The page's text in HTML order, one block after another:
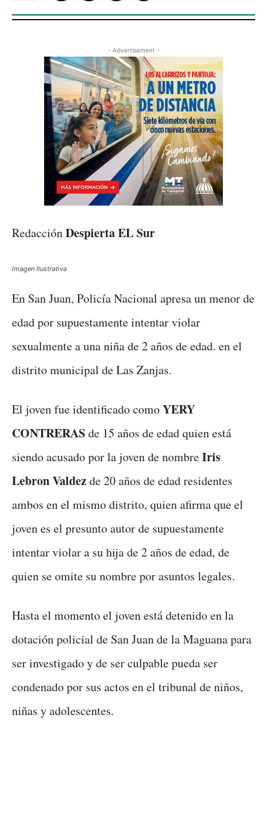
- Advertisement -
RedacciónDespierta EL Sur
Imagen Ilustrativa
En San Juan, Policía Nacional apresa un menor de
edad por supuestamente intentar violar
sexualmente a una niña de 2 años de edad. en el
distrito municipal de Las Zanjas.
El joven fue identificado comoYERY
CONTRERASde 15 años de edad quien está
siendo acusado por la joven de nombreIris
Lebron Valdezde 20 años de edad residentes
ambos en el mismo distrito, quien afirma que el
joven es el presunto autor de supuestamente
intentar violar a su hija de 2 años de edad, de
quien se omite su nombre por asuntos legales.
Hasta el momento el joven está detenido en la
dotación policial de San Juan de la Maguana para
ser investigado y de ser culpable pueda ser
condenado por sus actos en el tribunal de niños,
niñas y adolescentes.